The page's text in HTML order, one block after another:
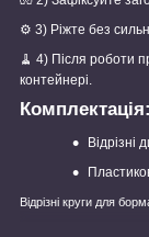
⚙️ 3) Ріжте без
🧹 4) Після роботи
контейнері.
Комплектація:
Відрізні
Відрізні круги для